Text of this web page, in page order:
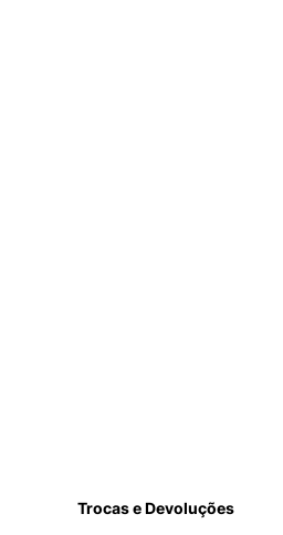
Trocas e Devoluções